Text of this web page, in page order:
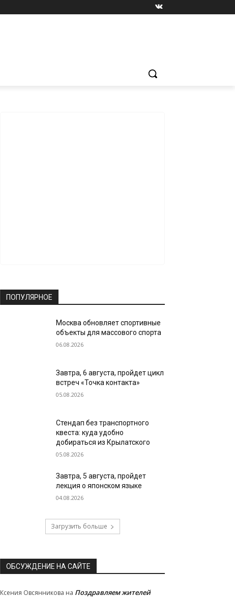
ПОПУЛЯРНОЕ
Москва обновляет спортивные
объекты для массового спорта
06.08.2026
Завтра, 6 августа, пройдет цикл
встреч «Точка контакта»
05.08.2026
Стендап без транспортного
квеста: куда удобно
добираться из Крылатского
05.08.2026
Завтра, 5 августа, пройдет
лекция о японском языке
04.08.2026
Загрузить больше
ОБСУЖДЕНИЕ НА САЙТЕ
Ксения Овсянникова на Поздравляем жителей